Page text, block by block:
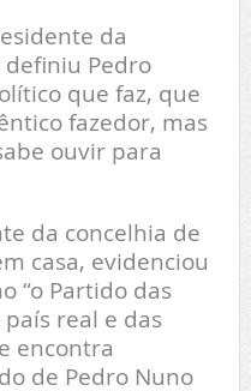
da
Pedro
que faz, que
fazedor, mas
ouvir para
da concelhia de
casa, evidenciou
“o Partido das
real e das
encontra
de Pedro Nuno